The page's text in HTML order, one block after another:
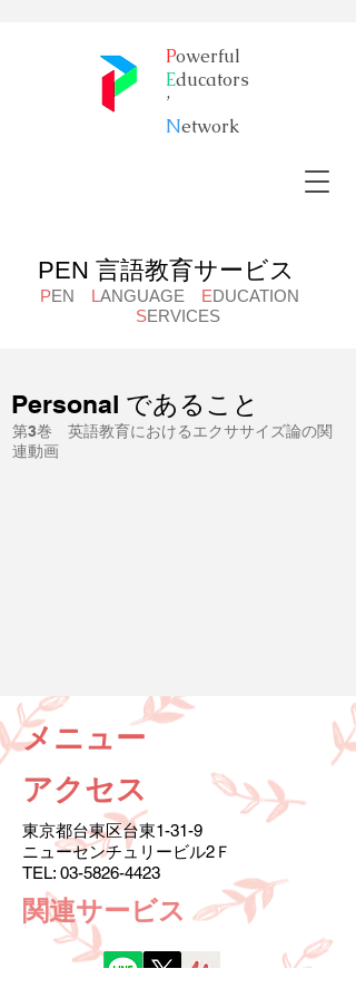
Powerful
Educators
’
​Network
PEN 言語教育サービス
PEN L ANGUAGE EDUCATION
SERVICES
Personal であること
第3巻 英語教育におけるエクササイズ論の関
連動画
メニュー
アクセス
東京都台東区台東1-31-9
ニューセンチュリービル2Ｆ
TEL: 03-5826-4423
​関連サービス